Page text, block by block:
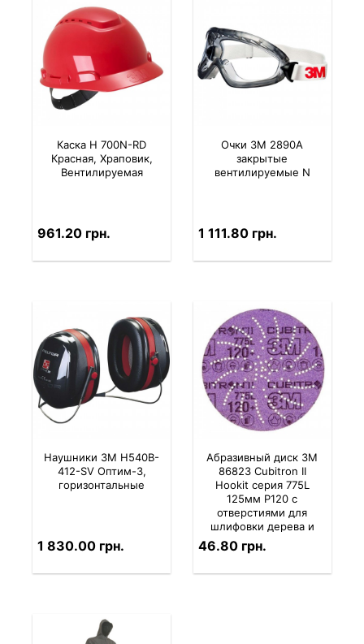
Каска H 700N-RD
Красная, Храповик,
Вентилируемая
961.20 грн.
Очки 3M 2890A
закрытые
вентилируемые N
1 111.80 грн.
Наушники 3M H540B-
412-SV Оптим-3,
горизонтальные
1 830.00 грн.
Абразивный диск 3M
86823 Cubitron II
Hookit серия 775L
125мм P120 с
отверстиями для
шлифовки дерева и
металла
46.80 грн.